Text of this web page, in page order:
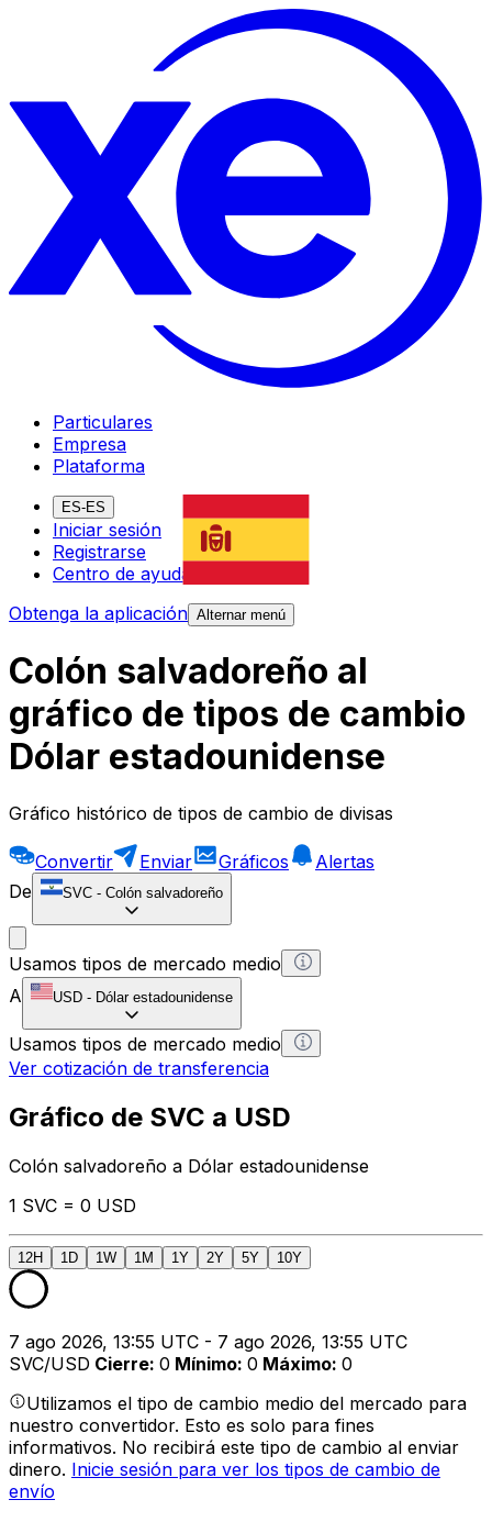
Particulares
Empresa
Plataforma
ES-ES
Iniciar sesión
Registrarse
Centro de ayuda
Obtenga la aplicación Alternar menú
Colón salvadoreño al
gráfico de tipos de cambio
Dólar estadounidense
Gráfico histórico de tipos de cambio de divisas
Convertir Enviar Gráficos
Alertas
De
SVC - Colón salvadoreño
Usamos tipos de mercado medio
A
USD - Dólar estadounidense
Usamos tipos de mercado medio
Ver cotización de transferencia
Gráfico de SVC a USD
Colón salvadoreño a Dólar estadounidense
1 SVC = 0 USD
12H 1D 1W 1M 1Y 2Y 5Y 10Y
7 ago 2026, 13:55 UTC - 7 ago 2026, 13:55 UTC
SVC/USD Cierre: 0 Mínimo: 0 Máximo: 0
Utilizamos el tipo de cambio medio del mercado para
nuestro convertidor. Esto es solo para fines
informativos. No recibirá este tipo de cambio al enviar
dinero. Inicie sesión para ver los tipos de cambio de
envío